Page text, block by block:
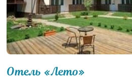
Отель «Лето»